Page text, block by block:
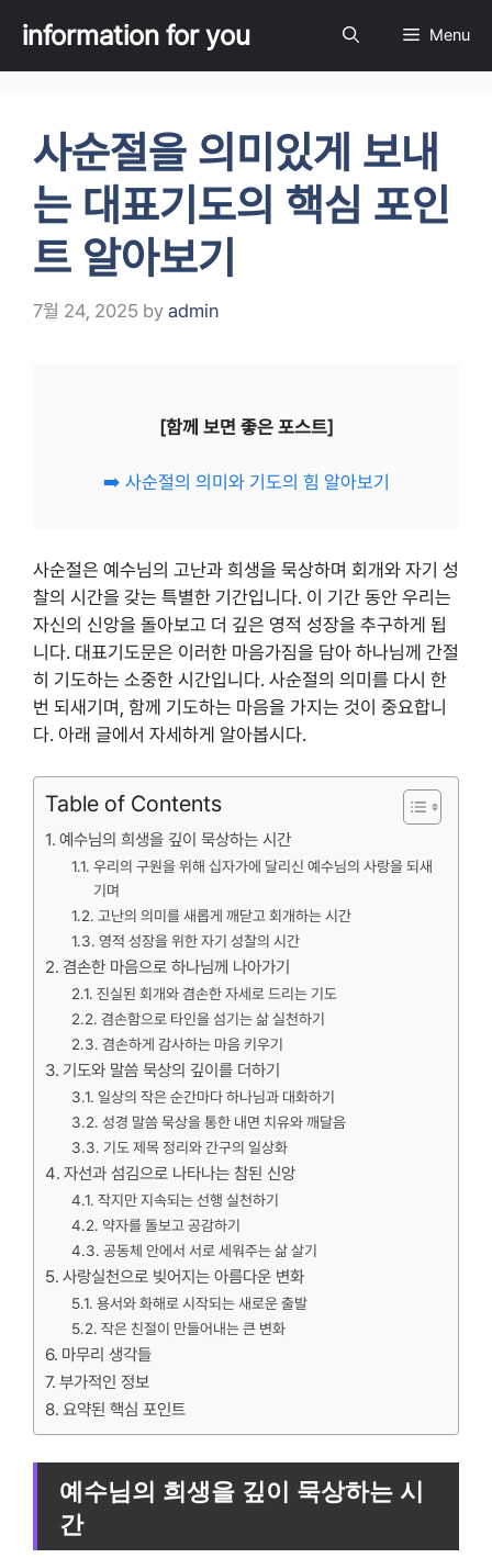
content
information for you Menu
사순절을 의미있게 보내
는 대표기도의 핵심 포인
트 알아보기
7월 24, 2025 by admin
[함께 보면 좋은 포스트]
➡️ 사순절의 의미와 기도의 힘 알아보기
사순절은 예수님의 고난과 희생을 묵상하며 회개와 자기 성
찰의 시간을 갖는 특별한 기간입니다. 이 기간 동안 우리는
자신의 신앙을 돌아보고 더 깊은 영적 성장을 추구하게 됩
니다. 대표기도문은 이러한 마음가짐을 담아 하나님께 간절
히 기도하는 소중한 시간입니다. 사순절의 의미를 다시 한
번 되새기며, 함께 기도하는 마음을 가지는 것이 중요합니
다. 아래 글에서 자세하게 알아봅시다.
Table of Contents
예수님의 희생을 깊이 묵상하는 시간
우리의 구원을 위해 십자가에 달리신 예수님의 사랑을 되새
기며
고난의 의미를 새롭게 깨닫고 회개하는 시간
영적 성장을 위한 자기 성찰의 시간
겸손한 마음으로 하나님께 나아가기
진실된 회개와 겸손한 자세로 드리는 기도
겸손함으로 타인을 섬기는 삶 실천하기
겸손하게 감사하는 마음 키우기
기도와 말씀 묵상의 깊이를 더하기
일상의 작은 순간마다 하나님과 대화하기
성경 말씀 묵상을 통한 내면 치유와 깨달음
기도 제목 정리와 간구의 일상화
자선과 섬김으로 나타나는 참된 신앙
작지만 지속되는 선행 실천하기
약자를 돌보고 공감하기
공동체 안에서 서로 세워주는 삶 살기
사랑실천으로 빚어지는 아름다운 변화
용서와 화해로 시작되는 새로운 출발
작은 친절이 만들어내는 큰 변화
마무리 생각들
부가적인 정보
요약된 핵심 포인트
예수님의 희생을 깊이 묵상하는 시
간